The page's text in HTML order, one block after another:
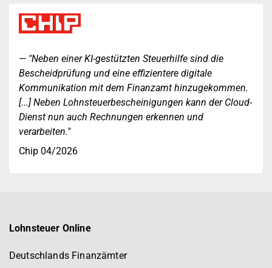
"Neben einer KI-gestützten Steuerhilfe sind die
Bescheidprüfung und eine effizientere digitale
Kommunikation mit dem Finanzamt hinzugekommen.
[...] Neben Lohnsteuerbescheinigungen kann der Cloud-
Dienst nun auch Rechnungen erkennen und
verarbeiten."
Chip 04/2026
Lohnsteuer Online
Deutschlands Finanzämter